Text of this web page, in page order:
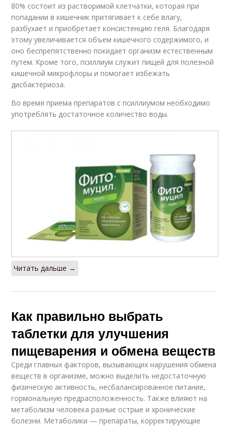
80% состоит из растворимой клетчатки, которая при
попадании в кишечник притягивает к себе влагу,
разбухает и приобретает консистенцию геля. Благодаря
этому увеличивается объем кишечного содержимого, и
оно беспрепятственно покидает организм естественным
путем. Кроме того, псиллиум служит пищей для полезной
кишечной микрофлоры и помогает избежать
дисбактериоза.
Во время приема препаратов с псиллиумом необходимо
употреблять достаточное количество воды.
Читать дальше →
Как правильно выбрать
таблетки для улучшения
пищеварения и обмена веществ
Среди главных факторов, вызывающих нарушения обмена
веществ в организме, можно выделить недостаточную
физическую активность, несбалансированное питание,
гормональную предрасположенность. Также влияют на
метаболизм человека разные острые и хронические
болезни. Метаболики — препараты, корректирующие